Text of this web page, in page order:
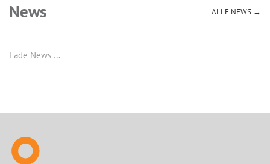
News ALLE NEWS →
Lade News …